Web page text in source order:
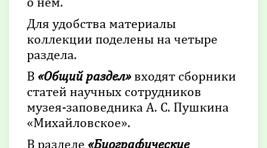
Для удобства материалы
коллекции поделены на четыре
раздела.
В «Общий раздел» входят сборники
статей научных сотрудников
музея-заповедника А. С. Пушкина
«Михайловское».
В разделе «Биографические